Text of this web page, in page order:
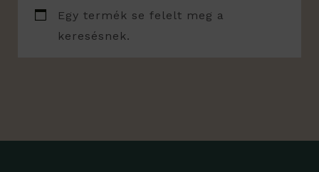
Egy termék se felelt meg a
keresésnek.